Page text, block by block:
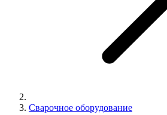
Сварочное оборудование